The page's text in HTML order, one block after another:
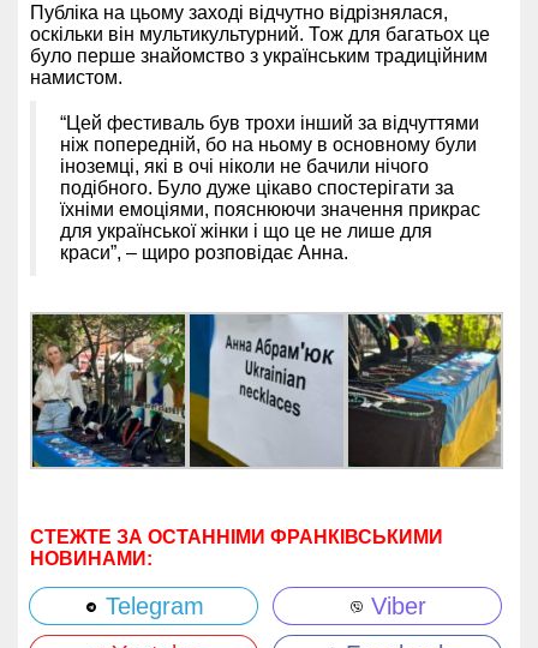
Публіка на цьому заході відчутно відрізнялася,
оскільки він мультикультурний. Тож для багатьох це
було перше знайомство з українським традиційним
намистом.
“Цей фестиваль був трохи інший за відчуттями
ніж попередній, бо на ньому в основному були
іноземці, які в очі ніколи не бачили нічого
подібного. Було дуже цікаво спостерігати за
їхніми емоціями, пояснюючи значення прикрас
для української жінки і що це не лише для
краси”, – щиро розповідає Анна.
СТЕЖТЕ ЗА ОСТАННІМИ ФРАНКІВСЬКИМИ
НОВИНАМИ:
Telegram
Viber